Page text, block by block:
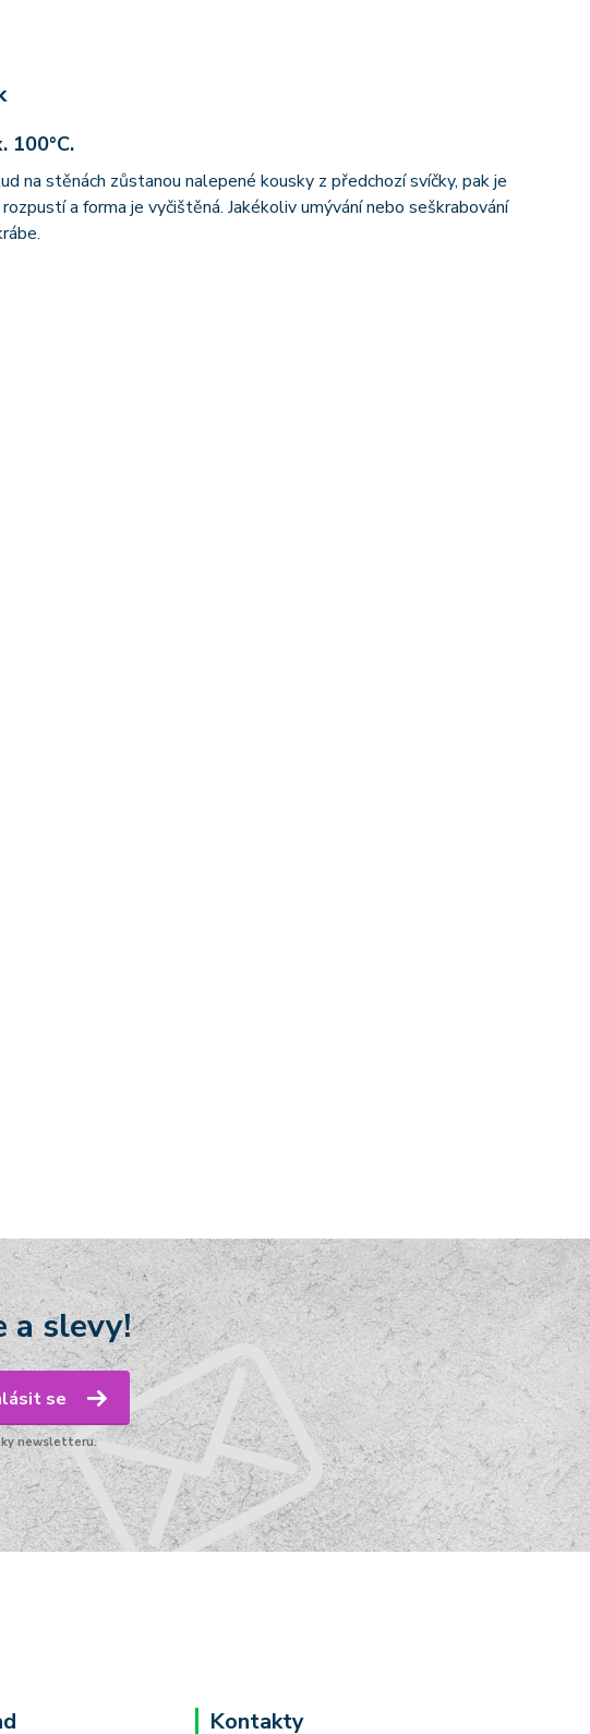
100°C.
na stěnách zůstanou nalepené kousky z předchozí svíčky, pak je
a forma je vyčištěná. Jakékoliv umývání nebo seškrabování
a slevy!
se
newsletteru.
Kontakty